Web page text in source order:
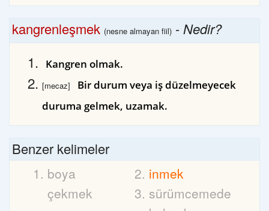
kangrenleşmek (nesne almayan fiil) -Nedir?
Kangren olmak.
[mecaz]
Bir durum veya iş düzelmeyecek
duruma gelmek, uzamak.
Benzer kelimeler
boya
çekmek
inmek
sürümcemede